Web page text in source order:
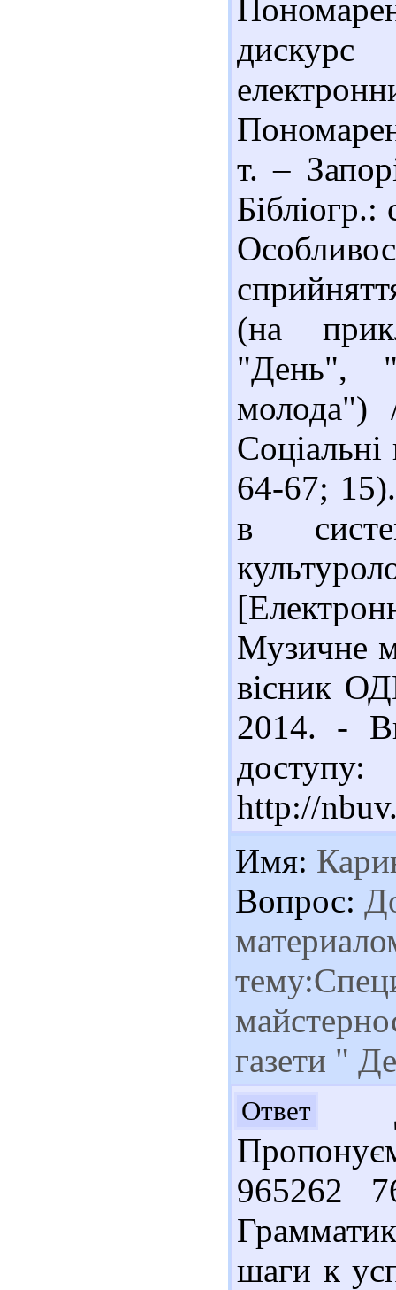
т. –
(на
"День",
молода")
64-67;
в
Музичне
вісник
2014. -
доступу:
http://
Имя:
Вопрос:
газети "
Ответ
965262
шаги к